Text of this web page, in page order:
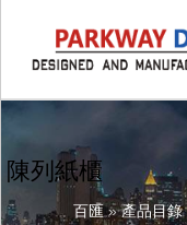
陳列紙櫃
百匯»產品目錄